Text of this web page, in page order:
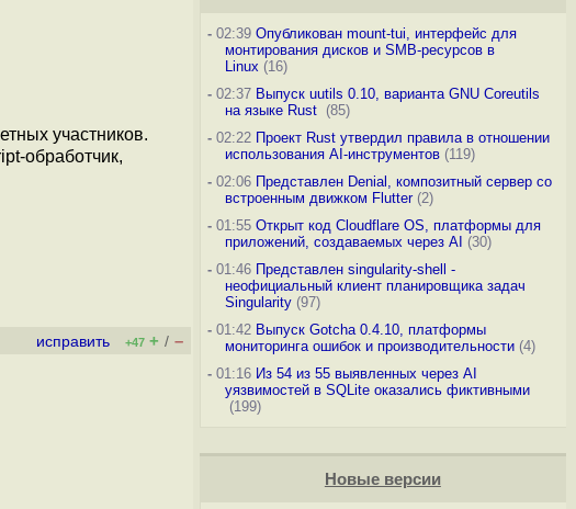
участников.
обработчик,
исправить +47 + / –
-02:39 Опубликован mount-tui, интерфейс для
монтирования дисков и SMB-ресурсов в
Linux (16)
-02:37 Выпуск uutils 0.10, варианта GNU Coreutils
на языке Rust (85)
-02:22 Проект Rust утвердил правила в отношении
использования AI-инструментов(119)
-02:06 Представлен Denial, композитный сервер со
встроенным движком Flutter(2)
-01:55 Открыт код Cloudflare OS, платформы для
приложений, создаваемых через AI (30)
-01:46 Представлен singularity-shell -
неофициальный клиент планировщика задач
Singularity(97)
-01:42 Выпуск Gotcha 0.4.10, платформы
мониторинга ошибок и производительности(4)
-01:16 Из 54 из 55 выявленных через AI
уязвимостей в SQLite оказались фиктивными
(199)
Новые версии